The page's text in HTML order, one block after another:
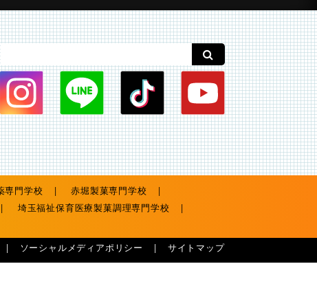
専門学校
赤堀製菓専門学校
埼玉福祉保育医療製菓調理専門学校
サイトマップ
ソーシャルメディアポリシー